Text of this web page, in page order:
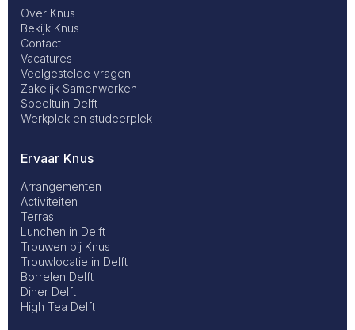
Footer
Primary
Over Knus
Bekijk Knus
Contact
Vacatures
Veelgestelde vragen
Zakelijk Samenwerken
Speeltuin Delft
Werkplek en studeerplek
Ervaar Knus
Footer
Secondary
Arrangementen
Activiteiten
Terras
Lunchen in Delft
Trouwen bij Knus
Trouwlocatie in Delft
Borrelen Delft
Diner Delft
High Tea Delft